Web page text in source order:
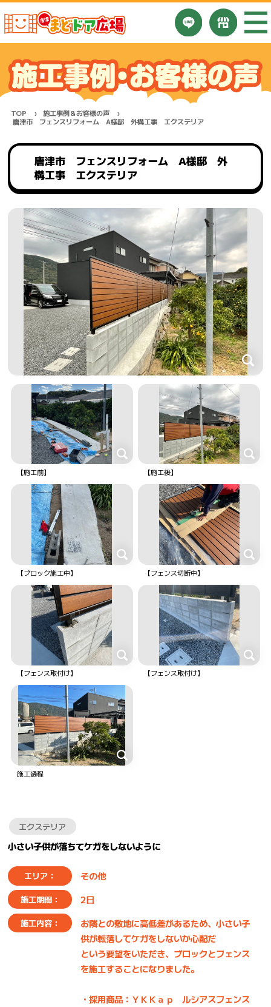
TOP
施工事例＆お客様の声
唐津市 フェンスリフォーム A様邸 外構工事 エクステリア
唐津市 フェンスリフォーム A様邸 外
構工事 エクステリア
【施工前】 【施工後】
【ブロック施工中】 【フェンス切断中】
【フェンス取付け】 【フェンス取付け】
施工過程
エクステリア
小さい子供が落ちてケガをしないように
エリア： その他
施工期間： 2日
施工内容：
お隣との敷地に高低差があるため、小さい子
供が転落してケガをしないか心配だ
という要望をいただき、ブロックとフェンス
を施工することになりました。
・採用商品：ＹＫＫａｐ ルシアスフェンス